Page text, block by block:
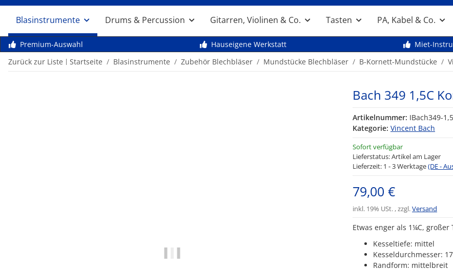
Blasinstrumente Drums & Percussion Gitarren, Violinen & Co. Tasten PA, Kabel & Co.
Premium-Auswahl Hauseigene Werkstatt Miet-
Zurück zur Liste
Startseite Blasinstrumente Zubehör Blechbläser Mundstücke Blechbläser B-Kornett-Mundstücke
Bach 349 1,5C
Artikelnummer: IBach349-
Kategorie: Vincent Bach
Sofort verfügbar
Lieferstatus: Artikel am Lager
Lieferzeit: 1 - 3 Werktage(DE -
79,00 €
inkl. 19% USt. , zzgl.Versand
Etwas enger als 1¼C,
Kesseltiefe: mittel
Kesseldurchmesser:
Randform: mittelbreit